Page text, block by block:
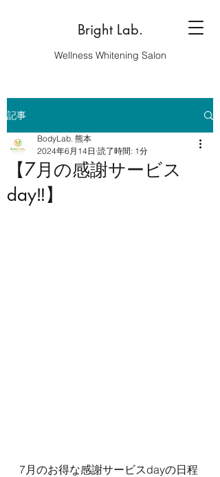
Bright Lab.
Wellness Whitening Salon
記事
【7月の感謝サービス
day‼️】
BodyLab. 熊本
2024年6月14日 読了時間: 1分
7月のお得な感謝サービスdayの日程